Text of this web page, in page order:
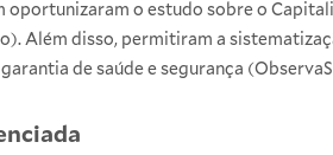
oportunizaram o estudo sobre o
Além disso, permitiram a
de saúde e segurança